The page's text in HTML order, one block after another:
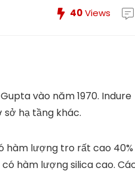
40Views
vào năm 1970. Indure
hạ tầng khác.
hàm lượng tro rất cao
hàm lượng silica cao.